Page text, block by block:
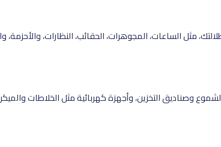
مثل الساعات، المجوهرات، الحقائب، النظارات، والأحزمة،
وصناديق التخزين، وأجهزة كهربائية مثل الخلاطات